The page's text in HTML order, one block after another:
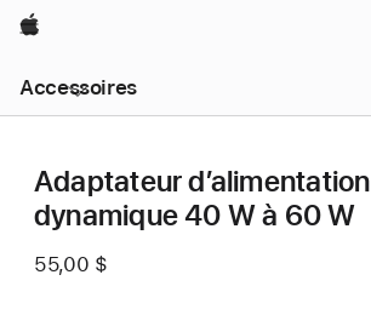
Apple
Accessoires
menu
navigation
Adaptateur d’alimentation
dynamique 40 W à 60 W
55,00 $